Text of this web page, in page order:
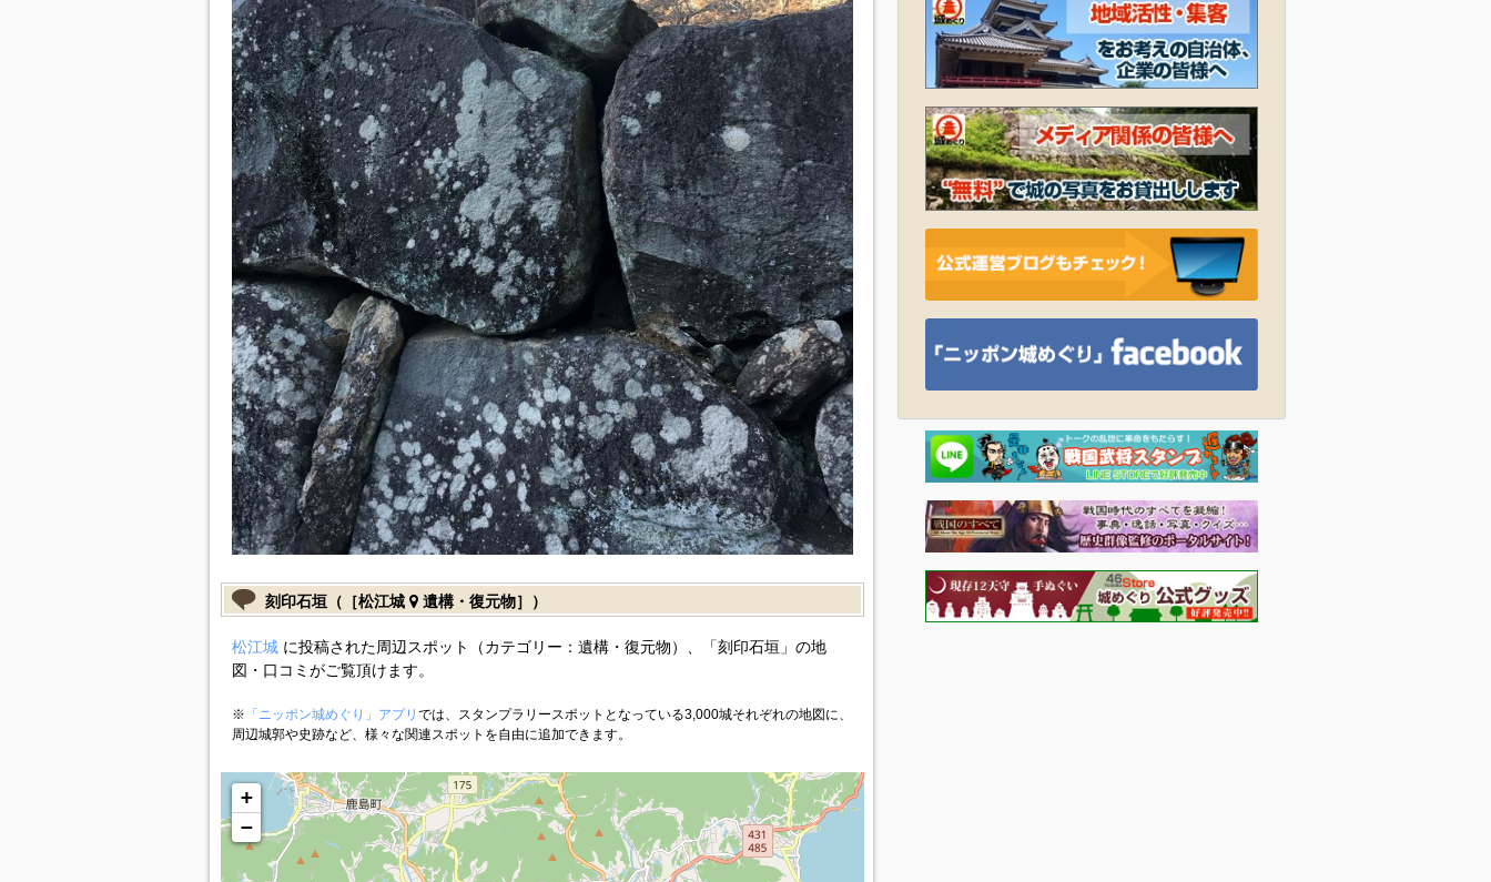
刻印石垣（［松江城 遺構・復元物］）
松江城に投稿された周辺スポット（カテゴリー：遺構・復元物）、「刻印石垣」の地
図・口コミがご覧頂けます。
※ 「ニッポン城めぐり」アプリ では、スタンプラリースポットとなっている3,000城それぞれの地図に、
周辺城郭や史跡など、様々な関連スポットを自由に追加できます。
+
−